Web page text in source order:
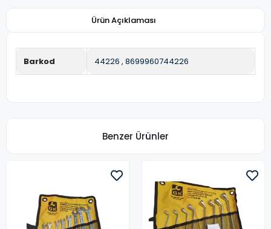
Ürün Açıklaması
Barkod 44226 , 8699960744226
Benzer Ürünler